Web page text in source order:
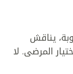
يناقش
المرضى. لا